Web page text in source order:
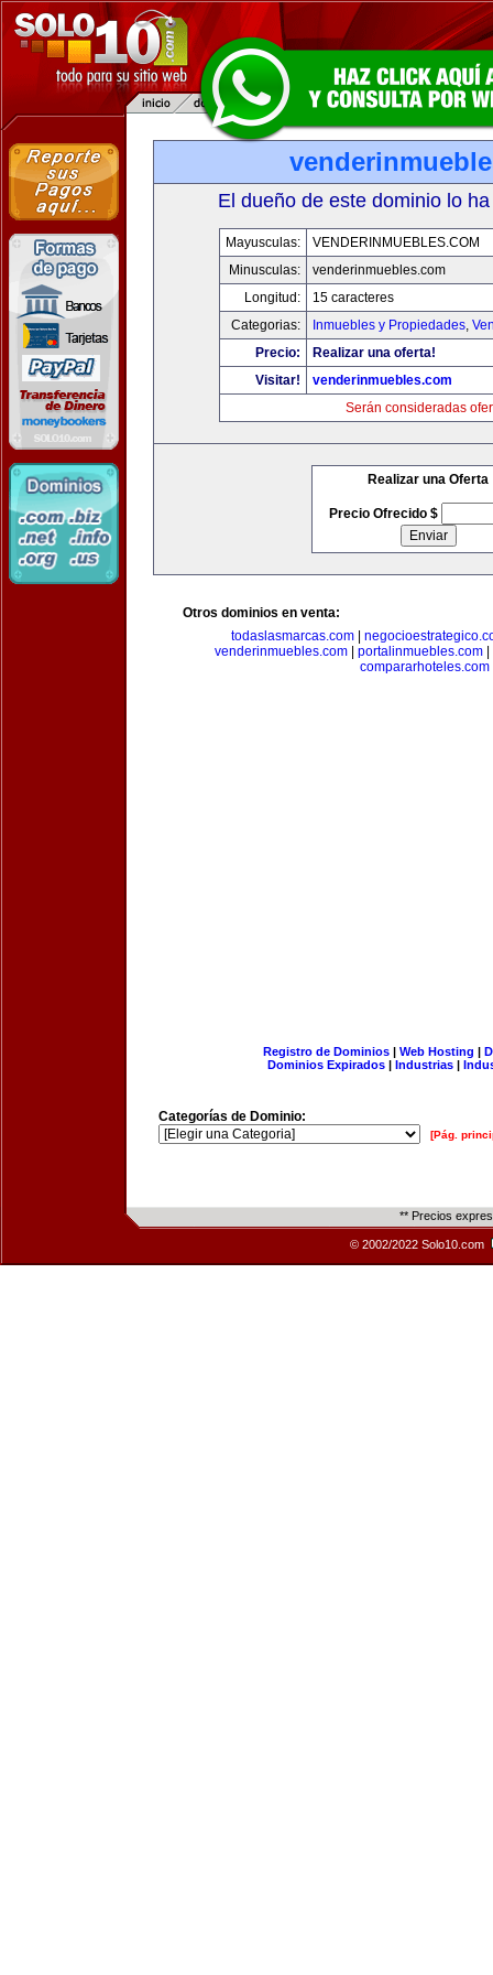
El dueño de este dominio lo
Mayusculas:
VENDERINMUEBLES.COM
Minusculas:
venderinmuebles.com
Longitud:
15 caracteres
Categorias:
Inmuebles y Propiedades,
Precio:
Realizar una oferta!
Visitar!
venderinmuebles.com
Serán consideradas
Realizar una Oferta
Precio Ofrecido $
Otros dominios en venta:
todaslasmarcas.com
venderinmuebles.com| portalinmuebles.com|
compararhoteles.com
Registro de Dominios| Web Hosting |
Dominios Expirados | Industrias |
Categorías de Dominio:
[Pág.
** Precios
© 2002/2022 Solo10.com